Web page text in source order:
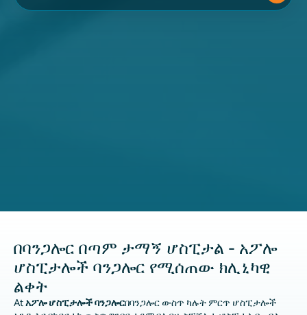
በባንጋሎር በጣም ታማኝ ሆስፒታል - አፖሎ
ሆስፒታሎች ባንጋሎር የሚሰጠው ክሊኒካዊ
ልቀት
Atአፖሎ ሆስፒታሎች ባንጋሎርበባንጋሎር ውስጥ ካሉት ምርጥ ሆስፒታሎች